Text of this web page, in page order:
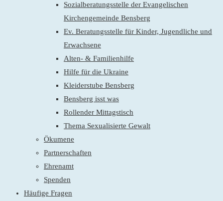
Sozialberatungsstelle der Evangelischen
Kirchengemeinde Bensberg
Ev. Beratungsstelle für Kinder, Jugendliche und
Erwachsene
Alten- & Familienhilfe
Hilfe für die Ukraine
Kleiderstube Bensberg
Bensberg isst was
Rollender Mittagstisch
Thema Sexualisierte Gewalt
Ökumene
Partnerschaften
Ehrenamt
Spenden
Häufige Fragen